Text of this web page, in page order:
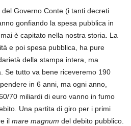
Governo Conte (i tanti decreti
gonfiando la spesa pubblica in
è capitato nella nostra storia. La
e poi spesa pubblica, ha pure
della stampa intera, ma
Se tutto va bene riceveremo 190
in 6 anni, ma ogni anno,
70 miliardi di euro vanno in fumo
Una partita di giro per i primi
il mare magnum del debito pubblico.